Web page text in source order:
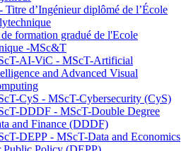
Titre d’Ingénieur diplômé de l’École
formation gradué de l'Ecole
-MSc&T
AI-ViC - MScT-Artificial
and Advanced Visual
CyS - MScT-Cybersecurity (CyS)
DDDF - MScT-Double Degree
and Finance (DDDF)
DEPP - MScT-Data and Economics